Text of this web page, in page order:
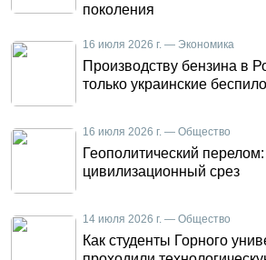
поколения
16 июля 2026 г. — Экономика
Производству бензина в
только украинские
16 июля 2026 г. — Общество
Геополитический перелом:
цивилизационный срез
14 июля 2026 г. — Общество
Как студенты Горного